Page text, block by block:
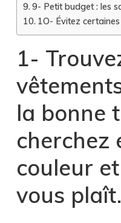
9- Petit budget : les
1O- Évitez
1-
la bonne
cherchez
couleur
vous plaît.